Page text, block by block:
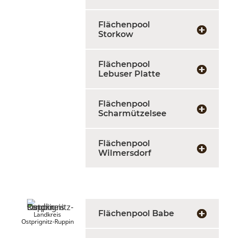
Flächenpool
Storkow
Flächenpool
Lebuser Platte
Flächenpool
Scharmützelsee
Flächenpool
Wilmersdorf
Landkreis
Ostprignitz-Ruppin
Flächenpool Babe